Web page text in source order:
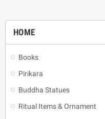
HOME
Books
Pirikara
Buddha Statues
Ritual Items & Ornament